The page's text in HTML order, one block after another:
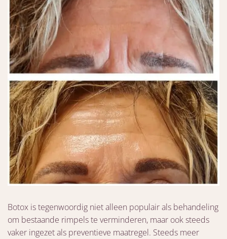
Botox is tegenwoordig niet alleen populair als behandeling
om bestaande rimpels te verminderen, maar ook steeds
vaker ingezet als preventieve maatregel. Steeds meer